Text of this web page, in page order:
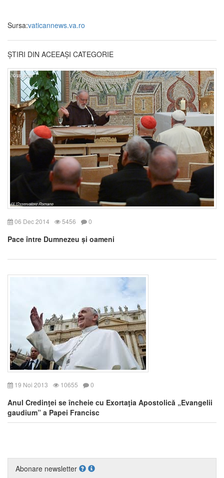
Sursa:vaticannews.va.ro
ȘTIRI DIN ACEEAȘI CATEGORIE
06 Dec 2014 5456 0
Pace între Dumnezeu și oameni
19 Noi 2013 10655 0
Anul Credinţei se încheie cu Exortaţia Apostolică „Evangelii
gaudium” a Papei Francisc
Abonare newsletter